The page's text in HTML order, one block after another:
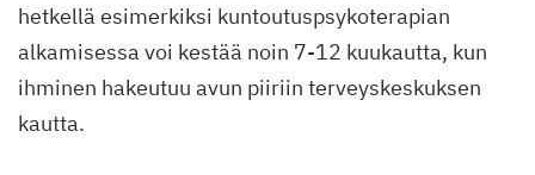
hetkellä esimerkiksi kuntoutuspsykoterapian
alkamisessa voi kestää noin 7-12 kuukautta, kun
ihminen hakeutuu avun piiriin terveyskeskuksen
kautta.